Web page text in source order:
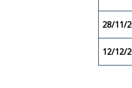
28/11/
12/12/